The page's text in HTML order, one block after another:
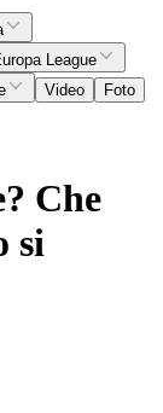
League
Video
Foto
Che
si